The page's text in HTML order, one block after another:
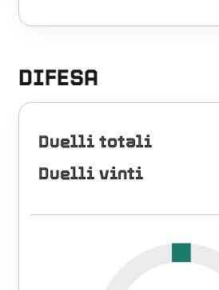
DIFESA
Duelli totali
Duelli vinti